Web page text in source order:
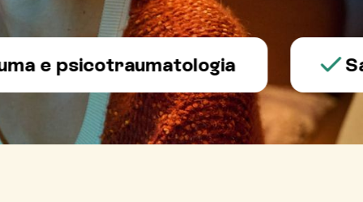
psicotraumatologia Salute